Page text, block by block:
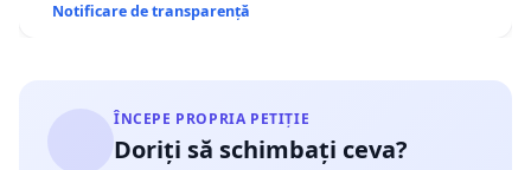
Notificare de transparență
ÎNCEPE PROPRIA PETIȚIE
Doriți să schimbați ceva?